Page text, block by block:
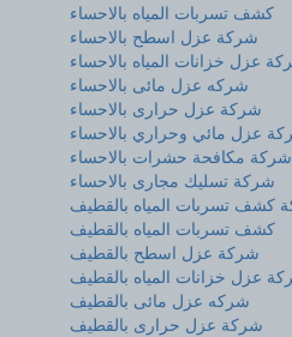
كشف تسربات المياه بالاحساء
شركة عزل اسطح بالاحساء
عزل خزانات المياه بالاحساء
شركه عزل مائى بالاحساء
شركة عزل حرارى بالاحساء
عزل مائي وحراري بالاحساء
شركة مكافحة حشرات بالاحساء
شركة تسليك مجارى بالاحساء
كشف تسربات المياه بالقطيف
كشف تسربات المياه بالقطيف
شركة عزل اسطح بالقطيف
عزل خزانات المياه بالقطيف
شركه عزل مائى بالقطيف
شركة عزل حرارى بالقطيف